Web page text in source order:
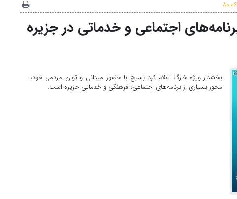
اجتماعی و خدماتی در جزیره
بخشدار ویژه خارگ اعلام کرد بسیج با حضور میدانی و توان مردمی خود،
محور بسیاری از برنامه‌های اجتماعی، فرهنگی و خدماتی جزیره است.